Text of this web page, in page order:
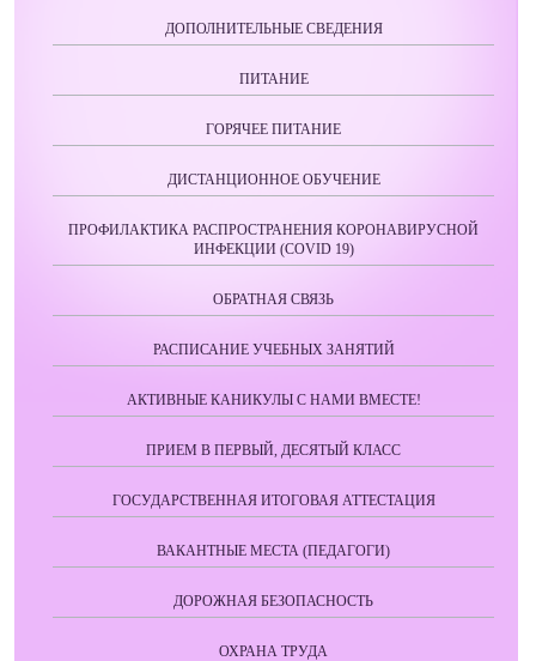
ДОПОЛНИТЕЛЬНЫЕ СВЕДЕНИЯ
ПИТАНИЕ
ГОРЯЧЕЕ ПИТАНИЕ
ДИСТАНЦИОННОЕ ОБУЧЕНИЕ
ПРОФИЛАКТИКА РАСПРОСТРАНЕНИЯ КОРОНАВИРУСНОЙ
ИНФЕКЦИИ (COVID 19)
ОБРАТНАЯ СВЯЗЬ
РАСПИСАНИЕ УЧЕБНЫХ ЗАНЯТИЙ
АКТИВНЫЕ КАНИКУЛЫ С НАМИ ВМЕСТЕ!
ПРИЕМ В ПЕРВЫЙ, ДЕСЯТЫЙ КЛАСС
ГОСУДАРСТВЕННАЯ ИТОГОВАЯ АТТЕСТАЦИЯ
ВАКАНТНЫЕ МЕСТА (ПЕДАГОГИ)
ДОРОЖНАЯ БЕЗОПАСНОСТЬ
ОХРАНА ТРУДА